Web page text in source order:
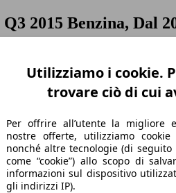
Q3 2015 Benzina, Dal
Utilizziamo i cookie.
trovare ciò di cui
Per offrire all’utente la migliore
nostre offerte, utilizziamo
nonché altre tecnologie (di
come “cookie”) allo scopo di
informazioni sul dispositivo
gli indirizzi IP).